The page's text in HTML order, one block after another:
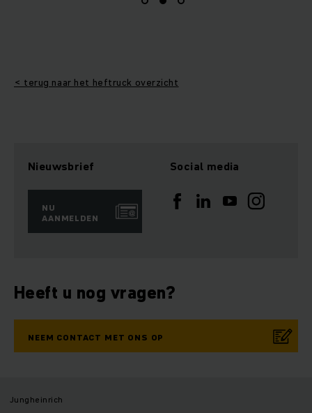
< terug naar het heftruck overzicht
Nieuwsbrief
NU
AANMELDEN
Social media
Heeft u nog vragen?
NEEM CONTACT MET ONS OP
Jungheinrich